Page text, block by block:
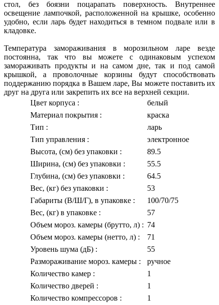
стол, без боязни поцарапать поверхность. Внутреннее
освещение лампочкой, расположенной на крышке, особенно
удобно, если ларь будет находиться в темном подвале или в
кладовке.
Температура замораживания в морозильном ларе везде
постоянна, так что вы можете с одинаковым успехом
замораживать продукты и на самом дне, так и под самой
крышкой, а проволочные корзины будут способствовать
поддержанию порядка в Вашем ларе, Вы можете поставить их
друг на друга или закрепить их все на верхней секции.
Цвет корпуса :
белый
Материал покрытия:
краска
Тип :
ларь
Тип управления:
электронное
Высота, (см) без упаковки :
89.5
Ширина, (см) без упаковки :
55.5
Глубина, (см) без упаковки :
64.5
Вес, (кг) без упаковки :
53
Габариты (В/Ш/Г), в упаковке:
100/70/75
Вес, (кг) в упаковке:
57
Объем мороз. камеры (брутто, л): 74
Объем мороз. камеры (нетто, л):
71
Уровень шума (дБ):
55
Размораживание мороз. камеры:
ручное
Количество камер:
1
Количество дверей :
1
Количество компрессоров :
1